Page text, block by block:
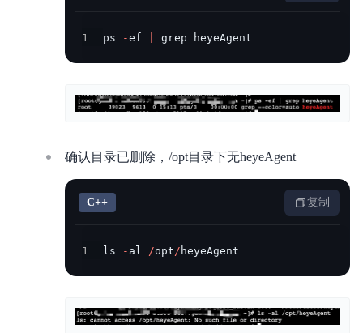
1 ps -ef grep heyeAgent
确认目录已删除，/opt目录下无heyeAgent
C++ 复制
1 ls - al /opt / heyeAgent